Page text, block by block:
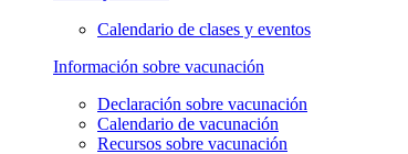
Calendario de clases y eventos
Información sobre vacunación
Declaración sobre vacunación
Calendario de vacunación
Recursos sobre vacunación